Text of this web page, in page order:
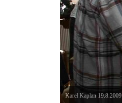
Karel Kaplan 19.8.2009